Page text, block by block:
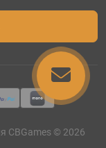
CBGames © 2026